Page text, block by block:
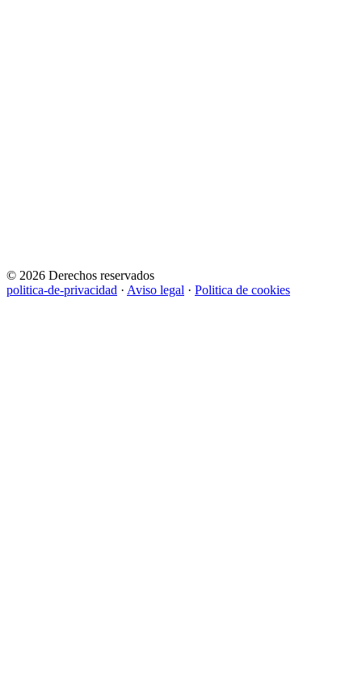
© 2026 Derechos reservados
politica-de-privacidad · Aviso legal · Politica de cookies